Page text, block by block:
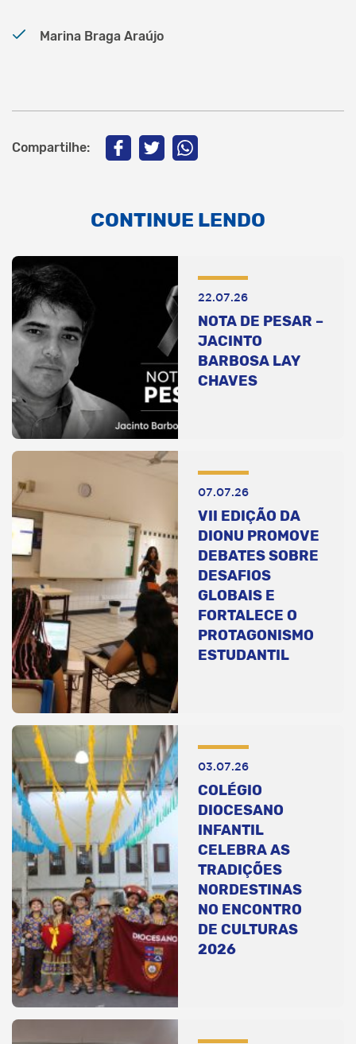
Marina Braga Araújo
Compartilhe:
CONTINUE LENDO
22.07.26
NOTA DE PESAR –
JACINTO
BARBOSA LAY
CHAVES
07.07.26
VII EDIÇÃO DA
DIONU PROMOVE
DEBATES SOBRE
DESAFIOS
GLOBAIS E
FORTALECE O
PROTAGONISMO
ESTUDANTIL
03.07.26
COLÉGIO
DIOCESANO
INFANTIL
CELEBRA AS
TRADIÇÕES
NORDESTINAS
NO ENCONTRO
DE CULTURAS
2026